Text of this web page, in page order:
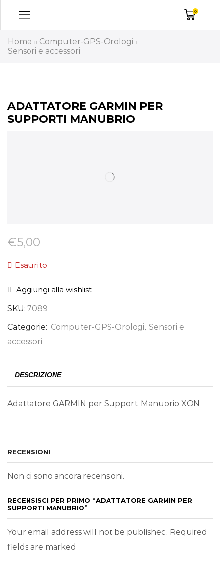
0
Home
Computer-GPS-Orologi
Sensori e accessori
ADATTATORE GARMIN PER
SUPPORTI MANUBRIO
€5,00
Esaurito
Aggiungi alla wishlist
SKU: 7089
Categorie: Computer-GPS-Orologi, Sensori e
accessori
DESCRIZIONE
Adattatore GARMIN per Supporti Manubrio XON
RECENSIONI
Non ci sono ancora recensioni.
RECENSISCI PER PRIMO “ADATTATORE GARMIN PER
SUPPORTI MANUBRIO”
Your email address will not be published. Required
fields are marked